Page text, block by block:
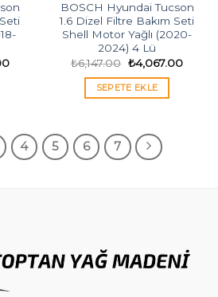
Şu
BOSCH Hyundai Tucson
1.6 Dizel Filtre Bakım Seti
Shell Motor Yağlı (2020-
2024) 4 Lü
₺6,147.00 Orijinal
fiyat:
₺6,147.00.
₺4,067.00Şu
SEPETE EKLE
4 5 6 7